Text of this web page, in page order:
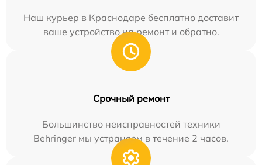
Наш курьер в Краснодаре бесплатно доставит
ваше устройство на ремонт и обратно.
Срочный ремонт
Большинство неисправностей техники
Behringer мы устраняем в течение 2 часов.